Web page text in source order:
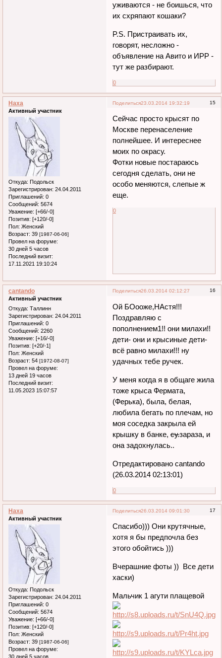
уживаются - не боишься, что
их схряпают кошаки?
P.S. Пристраивать их,
говорят, несложно -
объявление на Авито и ИРР -
тут же разбирают.
0
Поделиться 15
23.03.2014 19:32:19
Наха
Активный участник
Откуда: Подольск
Зарегистрирован: 24.04.2011
Приглашений: 0
Сообщений: 5674
Уважение: [+66/-0]
Позитив: [+120/-0]
Пол: Женский
Возраст: 39 [1987-06-06]
Провел на форуме:
30 дней 5 часов
Последний визит:
17.11.2021 19:10:24
Сейчас просто крысят по
Москве перенаселение
полнейшее. И интереснее
моих по окрасу.
Фотки новые постараюсь
сегодня сделать, они не
особо меняются, слепые ж
еще.
0
Поделиться 16
26.03.2014 02:12:27
cantando
Активный участник
Откуда: Таллинн
Зарегистрирован: 24.04.2011
Приглашений: 0
Сообщений: 2260
Уважение: [+16/-0]
Позитив: [+20/-1]
Пол: Женский
Возраст: 54 [1972-08-07]
Провел на форуме:
13 дней 19 часов
Последний визит:
11.05.2023 15:07:57
Ой БОооже,НАстя!!!
Поздравляю с
пополнением1!! они милахи!!
дети- они и крысиные дети-
всё равно милахи!!! ну
удачных тебе ручек.
У меня когда я в общаге жила
тоже крыса Фермата,
(Ферька), была, белая,
любила бегать по плечам, но
моя соседка закрыла ей
крышку в банке,су.зараза, и
она задохнулась..
Отредактировано cantando
(26.03.2014 02:13:01)
0
Поделиться 17
26.03.2014 09:01:30
Наха
Активный участник
Откуда: Подольск
Зарегистрирован: 24.04.2011
Приглашений: 0
Сообщений: 5674
Уважение: [+66/-0]
Позитив: [+120/-0]
Пол: Женский
Возраст: 39 [1987-06-06]
Провел на форуме:
30 дней 5 часов
Спасибо))) Они крутячные,
хотя я бы предпочла без
этого обойтись )))
Вчерашние фоты )) Все дети
хаски)
Мальчик 1 агути плащевой